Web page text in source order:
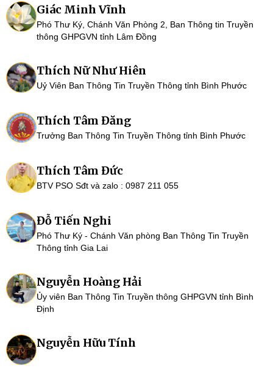
Giác Minh Vĩnh
Phó Thư Ký, Chánh Văn Phòng 2, Ban Thông tin Truyền
thông GHPGVN tỉnh Lâm Đồng
Thích Nữ Như Hiên
Uỷ Viên Ban Thông Tin Truyền Thông tỉnh Bình Phước
Thích Tâm Đăng
Trưởng Ban Thông Tin Truyền Thông tỉnh Bình Phước
Thích Tâm Đức
BTV PSO Sđt và zalo : 0987 211 055
Đỗ Tiến Nghi
Phó Thư Ký - Chánh Văn phòng Ban Thông Tin Truyền
Thông tỉnh Gia Lai
Nguyễn Hoàng Hải
Ủy viên Ban Thông Tin Truyền thông GHPGVN tỉnh Bình
Định
Nguyễn Hữu Tính